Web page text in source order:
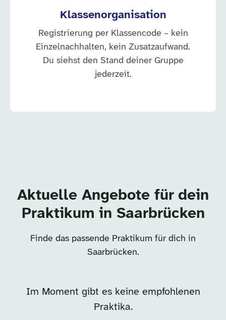
Klassenorganisation
Registrierung per Klassencode – kein
Einzelnachhalten, kein Zusatzaufwand.
Du siehst den Stand deiner Gruppe
jederzeit.
Aktuelle Angebote für dein
Praktikum in Saarbrücken
Finde das passende Praktikum für dich in
Saarbrücken.
Im Moment gibt es keine empfohlenen
Praktika.